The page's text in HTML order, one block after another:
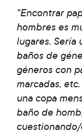
"Encontrar
hombres es
lugares.
baños de
géneros con
marcadas,
una copa
baño de